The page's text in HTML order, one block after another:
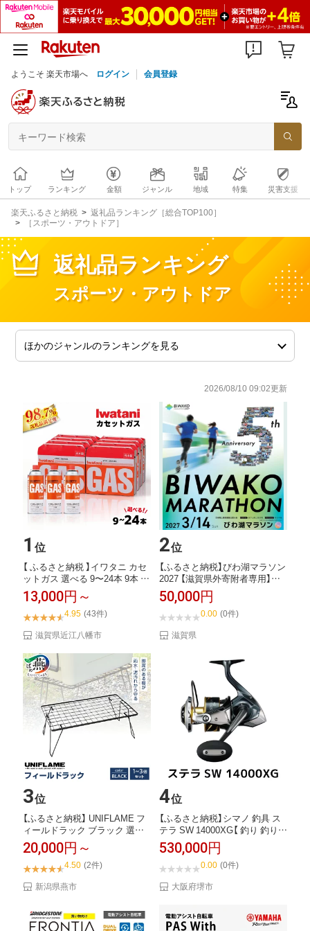
ようこそ 楽天市場へ ログイン 会員登録
トップ ランキング 金額 ジャンル 地域 特集 災害支援
楽天ふるさと納税
返礼品ランキング［総合TOP100］
［スポーツ・アウトドア］
返礼品ランキング
スポーツ・アウトドア
1 位
【 ふるさと納税 】イワタニ カセ
ットガス 選べる 9〜24本 9本 /
...
13,000円～
4.95 (43件)
滋賀県近江八幡市
2位
【ふるさと納税】びわ湖マラソン
2027 【滋賀県外寄附者専用】ふ
るさと納...
50,000円
0.00 (0件)
滋賀県
3位
【ふるさと納税】 UNIFLAME フ
ィールドラック ブラック 選べ
る個数...
20,000円～
4.50 (2件)
新潟県燕市
4位
【ふるさと納税】シマノ 釣具 ス
テラ SW 14000XG【 釣り 釣り
具...
530,000円
0.00 (0件)
大阪府堺市
2026/08/10 09:02更新